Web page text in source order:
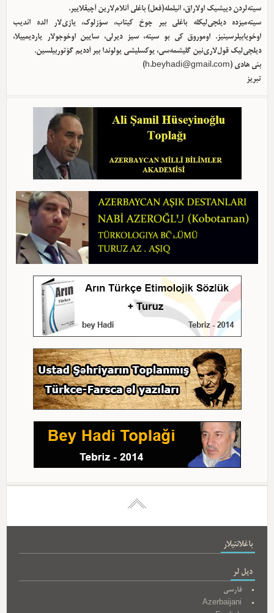
سیته‌لردن دییشیک اولا‌راق، ائیلمله(فعل) باغلی آنلام‌لارین آچیقلاییر.
سیته‌میزده دیلچی‌لیکله باغلی بیر چوخ کیتاب، سؤزلوک، یازی‌لار الده ائدیب
اوخویابیلرسینیز. اوموروق کی بو سیته، سیز دیرلی، سایین اوخوجولار یاردیمییلا،
دیلچی‌لیک قول‌لاری‌نین گلیشمه‌سی، یوکسلیشی یولوندا بیر آددیم گؤتوربیلسین.
بئی هادی (h.beyhadi@gmail.com
)
تبریز
باغلانتیلار
دیل لر
فارسی
Azerbaijani